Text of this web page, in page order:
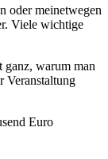
oder meinetwegen
Viele wichtige
ganz, warum man
Veranstaltung
Euro